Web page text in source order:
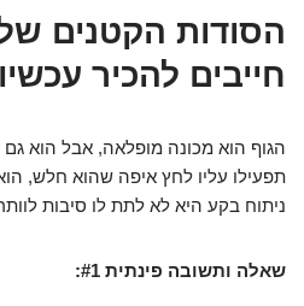
הסודות הקטנים
חייבים להכיר
הגוף הוא מכונה מופלאה, אבל הוא גם
תפעילו עליו לחץ איפה שהוא חלש,
ניתוח בקע היא לא לתת לו סיבות
שאלה ותשובה פינתית #1: